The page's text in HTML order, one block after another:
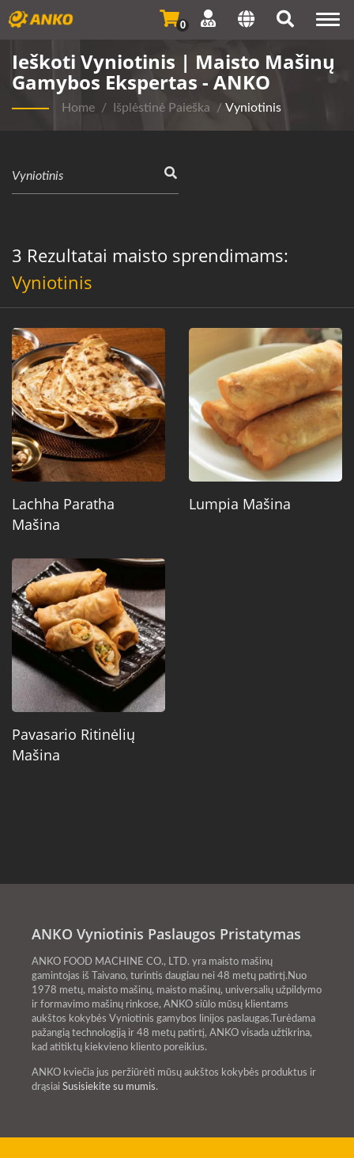
0
Ieškoti Vyniotinis | Maisto Mašinų
Gamybos Ekspertas - ANKO
Home / Išplėstinė Paieška / Vyniotinis
3 Rezultatai maisto sprendimams:
Vyniotinis
Lachha Paratha
Mašina
Lumpia Mašina
Pavasario Ritinėlių
Mašina
ANKO Vyniotinis Paslaugos Pristatymas
ANKO FOOD MACHINE CO., LTD. yra maisto mašinų
gamintojas iš Taivano, turintis daugiau nei 48 metų patirtį.Nuo
1978 metų, maisto mašinų, maisto mašinų, universalių užpildymo
ir formavimo mašinų rinkose, ANKO siūlo mūsų klientams
aukštos kokybės Vyniotinis gamybos linijos paslaugas.Turėdama
pažangią technologiją ir 48 metų patirtį, ANKO visada užtikrina,
kad atitiktų kiekvieno kliento poreikius.
ANKO kviečia jus peržiūrėti mūsų aukštos kokybės produktus ir
drąsiai Susisiekite su mumis.